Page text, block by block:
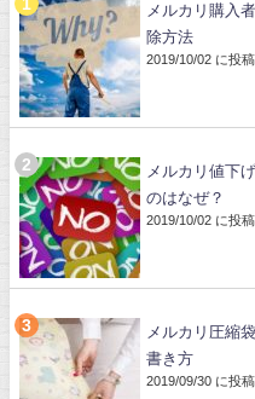
メルカリ購入
除方法
2019/10/02 に投
メルカリ値下
のはなぜ？
2019/10/02 に投
メルカリ圧縮
書き方
2019/09/30 に投